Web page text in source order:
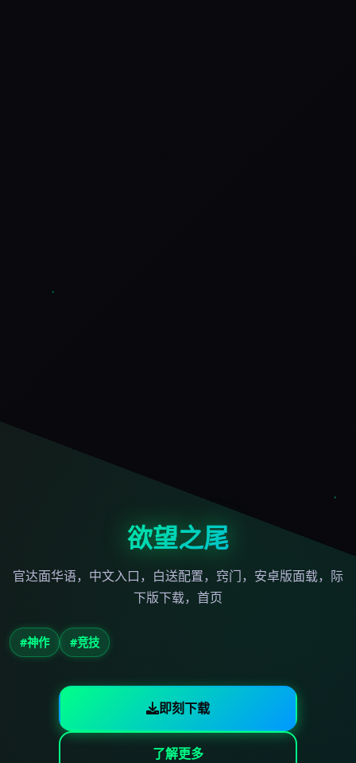
欲望之尾
官达面华语，中文入口，白送配置，窍门，安卓版面载，际
下版下载，首页
#神作 #竞技
即刻下载
了解更多